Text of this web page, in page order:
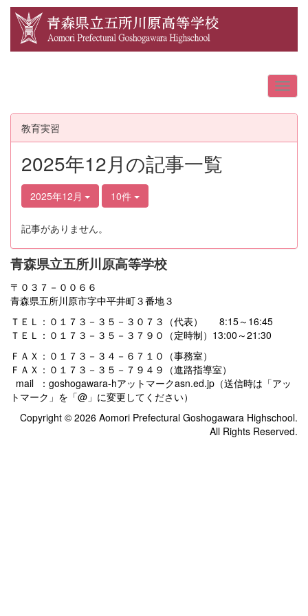
教育実習
2025年12月の記事一覧
2025年12月 10件
記事がありません。
青森県立五所川原高等学校
〒０３７－００６６
青森県五所川原市字中平井町３番地３
ＴＥＬ：０１７３－３５－３０７３（代表） 8:15～16:45
ＴＥＬ：０１７３－３５－３７９０（定時制）13:00～21:30
ＦＡＸ：０１７３－３４－６７１０（事務室）
ＦＡＸ：０１７３－３５－７９４９（進路指導室）
mail ：goshogawara-hアットマークasn.ed.jp（送信時は「アッ
トマーク」を「@」に変更してください）
Copyright © 2026 Aomori Prefectural Goshogawara Highschool.
All Rights Reserved.